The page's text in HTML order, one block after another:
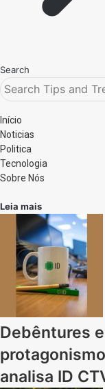
Search
Início
Noticias
Politica
Tecnologia
Sobre Nós
Leia mais
Debêntures
analisa ID